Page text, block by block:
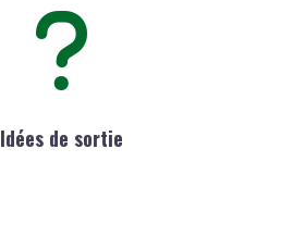
Idées de sortie